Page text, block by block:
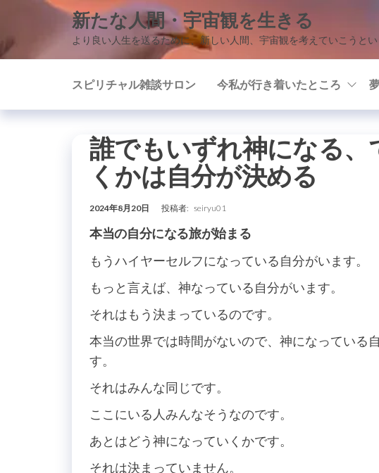
テ
に
新たな人間・宇宙観を生きる
より良い人生を送るために、新しい人間、宇宙観を考えていこうと
スピリチャル雑談サロン 今私が行き着いたところ
誰でもいずれ神になる
くかは自分が決める
2024年8月20日 投稿者: seiryu01
本当の自分になる旅が始まる
もうハイヤーセルフになっている自分がいます。
もっと言えば、神なっている自分がいます。
それはもう決まっているのです。
本当の世界では時間がないので、神になっている
す。
それはみんな同じです。
ここにいる人みんなそうなのです。
あとはどう神になっていくかです。
それは決まっていません。